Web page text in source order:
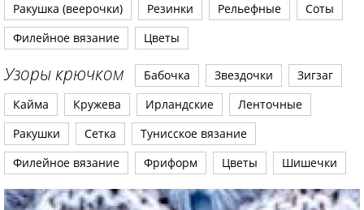
Ракушка (веерочки)
Резинки Рельефные
Соты
Филейное вязание
Цветы
Узоры крючком Бабочка Звездочки
Зигзаг
Кайма
Кружева Ирландские
Ленточные
Ракушки
Сетка
Тунисское вязание
Филейное вязание
Фриформ Цветы Шишечки